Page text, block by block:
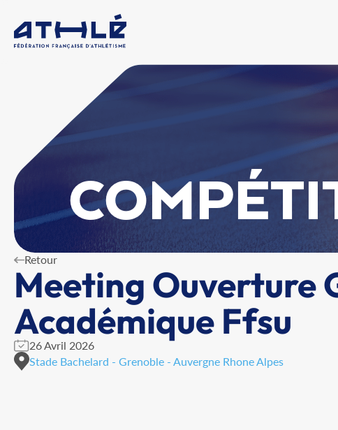
Retour
Meeting Ouverture
Académique Ffsu
26 Avril 2026
Stade Bachelard - Grenoble - Auvergne Rhone Alpes